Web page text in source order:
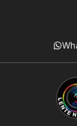
conteúdo